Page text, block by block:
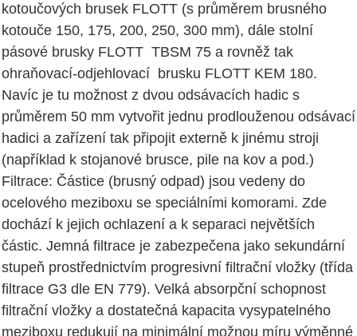
kotoučových brusek FLOTT (s průměrem brusného
kotouče 150, 175, 200, 250, 300 mm), dále stolní
pásové brusky FLOTT TBSM 75 a rovněž tak
ohraňovací-odjehlovací brusku FLOTT KEM 180.
Navíc je tu možnost z dvou odsávacích hadic s
průměrem 50 mm vytvořit jednu prodlouženou odsávací
hadici a zařízení tak připojit externě k jinému stroji
(například k stojanové brusce, pile na kov a pod.)
Filtrace: Částice (brusný odpad) jsou vedeny do
ocelového meziboxu se speciálními komorami. Zde
dochází k jejich ochlazení a k separaci největších
částic. Jemná filtrace je zabezpečena jako sekundární
stupeň prostřednictvím progresivní filtrační vložky (třída
filtrace G3 dle EN 779). Velká absorpční schopnost
filtrační vložky a dostatečná kapacita vysypatelného
meziboxu redukují na minimální možnou míru výměnné